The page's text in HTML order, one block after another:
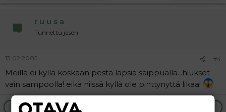
r u u s a
Tunnettu jäsen
13.02.2005 #4
Meillä ei kyllä koskaan pestä lapsia saippualla...hiukset
vain sampoolla! eikä niissä kyllä ole pinttynyttä likaa!
Ilmoita asiaton viesti